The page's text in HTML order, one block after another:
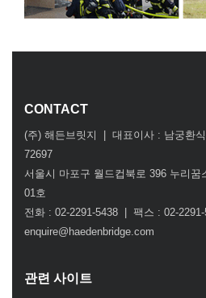
CONTACT
(주) 해든브릿지 | 대표이사 : 남궁환
72697
서울시 마포구 월드컵북로 396 누리꿈
01호
전화 : 02-2291-5438 | 팩스 : 02-
enquire@haedenbridge.com
관련 사이트